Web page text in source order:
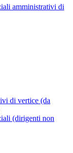
amministrativi di
di vertice (da
(dirigenti non